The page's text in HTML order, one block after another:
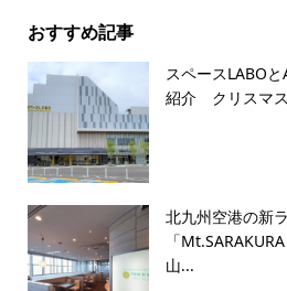
おすすめ記事
スペースLABO
紹介 クリスマ
北九州空港の新
「
山...